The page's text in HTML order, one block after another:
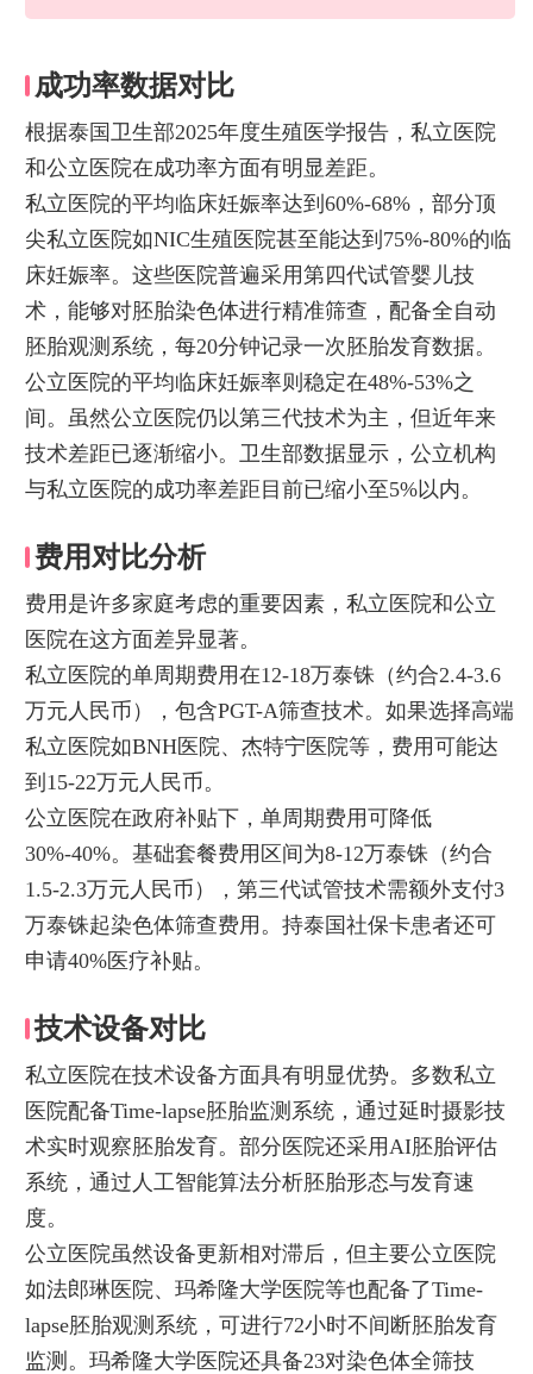
成功率数据对比
根据泰国卫生部2025年度生殖医学报告，私立医院
和公立医院在成功率方面有明显差距。
私立医院的平均临床妊娠率达到60%-68%，部分顶
尖私立医院如NIC生殖医院甚至能达到75%-80%的临
床妊娠率。这些医院普遍采用第四代试管婴儿技
术，能够对胚胎染色体进行精准筛查，配备全自动
胚胎观测系统，每20分钟记录一次胚胎发育数据。
公立医院的平均临床妊娠率则稳定在48%-53%之
间。虽然公立医院仍以第三代技术为主，但近年来
技术差距已逐渐缩小。卫生部数据显示，公立机构
与私立医院的成功率差距目前已缩小至5%以内。
费用对比分析
费用是许多家庭考虑的重要因素，私立医院和公立
医院在这方面差异显著。
私立医院的单周期费用在12-18万泰铢（约合2.4-3.6
万元人民币），包含PGT-A筛查技术。如果选择高端
私立医院如BNH医院、杰特宁医院等，费用可能达
到15-22万元人民币。
公立医院在政府补贴下，单周期费用可降低
30%-40%。基础套餐费用区间为8-12万泰铢（约合
1.5-2.3万元人民币），第三代试管技术需额外支付3
万泰铢起染色体筛查费用。持泰国社保卡患者还可
申请40%医疗补贴。
技术设备对比
私立医院在技术设备方面具有明显优势。多数私立
医院配备Time-lapse胚胎监测系统，通过延时摄影技
术实时观察胚胎发育。部分医院还采用AI胚胎评估
系统，通过人工智能算法分析胚胎形态与发育速
度。
公立医院虽然设备更新相对滞后，但主要公立医院
如法郎琳医院、玛希隆大学医院等也配备了Time-
lapse胚胎观测系统，可进行72小时不间断胚胎发育
监测。玛希隆大学医院还具备23对染色体全筛技